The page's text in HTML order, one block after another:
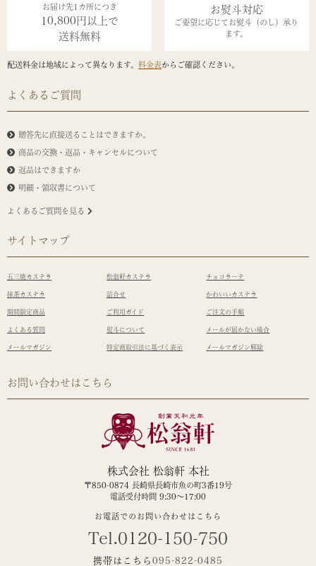
お届け先1カ所につき
10,800円以上で
送料無料
お熨斗対応
ご要望に応じてお熨斗（のし）承り
ます。
配送料金は地域によって異なります。 料金表からご確認ください。
よくあるご質問
贈答先に直接送ることはできますか。
商品の交換・返品・キャンセルについて
返品はできますか
明細・領収書について
よくあるご質問を見る
サイトマップ
五三焼カステラ 松翁軒カステラ チョコラーテ
抹茶カステラ 詰合せ かわいいカステラ
期間限定商品 ご利用ガイド ご注文の手順
よくある質問 熨斗について メールが届かない場合
メールマガジン 特定商取引法に基づく表示 メールマガジン解除
お問い合わせはこちら
株式会社 松翁軒 本社
〒850-0874 長崎県長崎市魚の町3番19号
電話受付時間 9:30～17:00
お電話でのお問い合わせはこちら
Tel.0120-150-750
携帯はこちら 095-822-0485